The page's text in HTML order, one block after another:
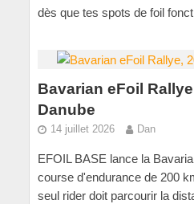
dès que tes spots de foil
Bavarian eFoil
Danube
14 juillet 2026 Dan
EFOIL BASE lance la
course d'endurance de 200
seul rider doit parcourir la